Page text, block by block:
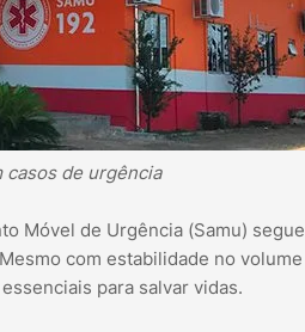
casos de urgência
Móvel de Urgência (Samu)
com estabilidade no
para salvar vidas.